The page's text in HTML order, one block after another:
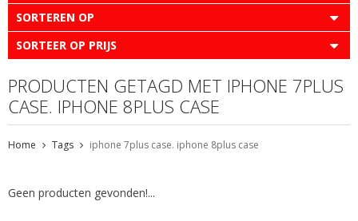
SORTEREN OP
SORTEER OP PRIJS
PRODUCTEN GETAGD MET IPHONE 7PLUS
CASE. IPHONE 8PLUS CASE
Home Tags iphone 7plus case. iphone 8plus case
Geen producten gevonden!...